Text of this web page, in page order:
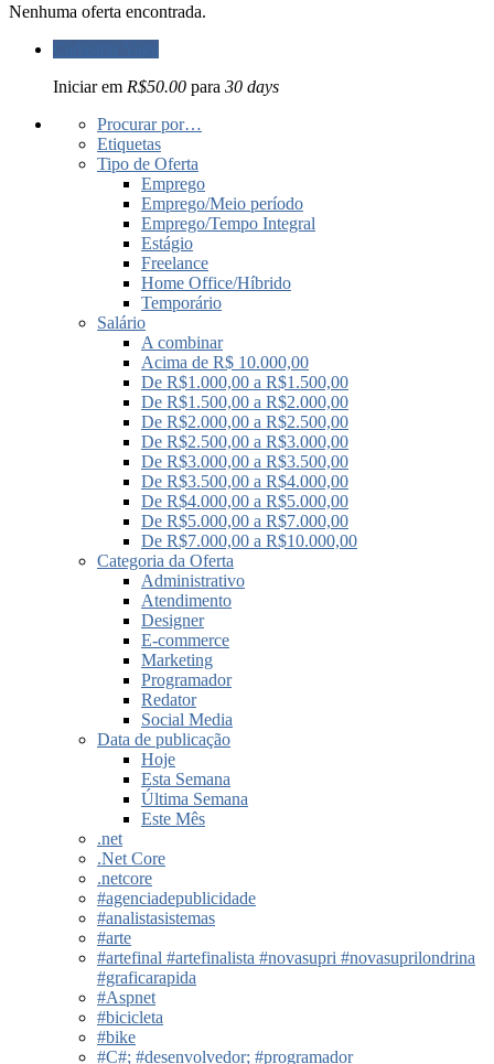
Nenhuma oferta encontrada.
Iniciar em R$50.00 para 30 days
Procurar por…
Etiquetas
Tipo de Oferta
Emprego
Emprego/Meio período
Emprego/Tempo Integral
Estágio
Freelance
Home Office/Híbrido
Temporário
Salário
A combinar
Acima de R$ 10.000,00
De R$1.000,00 a R$1.500,00
De R$1.500,00 a R$2.000,00
De R$2.000,00 a R$2.500,00
De R$2.500,00 a R$3.000,00
De R$3.000,00 a R$3.500,00
De R$3.500,00 a R$4.000,00
De R$4.000,00 a R$5.000,00
De R$5.000,00 a R$7.000,00
De R$7.000,00 a R$10.000,00
Categoria da Oferta
Administrativo
Atendimento
Designer
E-commerce
Marketing
Programador
Redator
Social Media
Data de publicação
Hoje
Esta Semana
Última Semana
Este Mês
.net
.Net Core
.netcore
#agenciadepublicidade
#analistasistemas
#arte
#artefinal #artefinalista #novasupri #novasuprilondrina
#graficarapida
#Aspnet
#bicicleta
#bike
#C#; #desenvolvedor; #programador